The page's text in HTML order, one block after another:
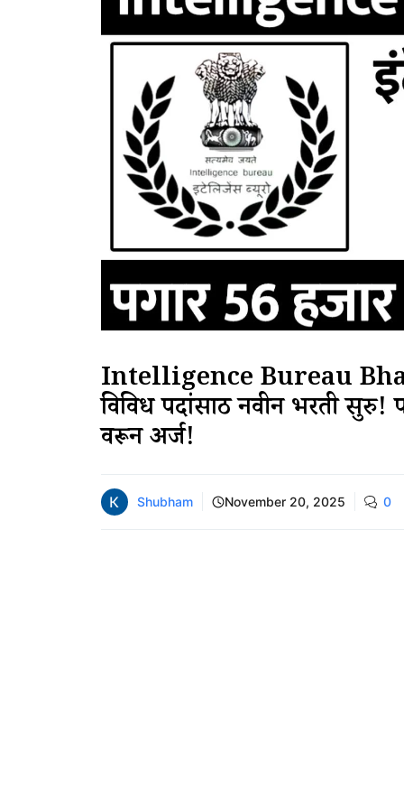
Intelligence Bureau
विविध पदांसाठी नवीन भरती
वरून अर्ज!
Shubham November 20, 2025 0